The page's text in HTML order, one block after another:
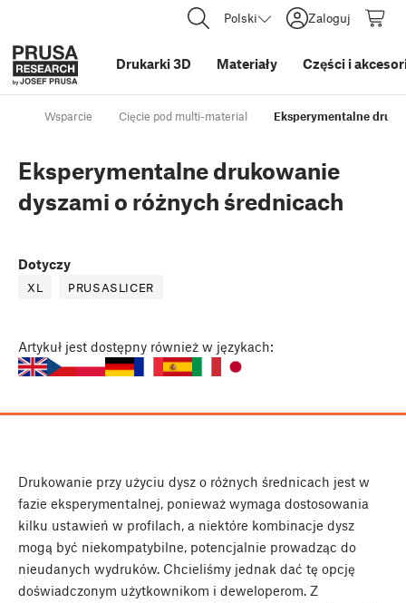
Polski Zaloguj
Drukarki 3D Materiały Części i
Wsparcie Cięcie pod multi-material Eksperymentalne
Eksperymentalne drukowanie
dyszami o różnych średnicach
Dotyczy
XL PRUSASLICER
Artykuł jest dostępny również w językach:
Drukowanie przy użyciu dysz o różnych średnicach jest w
fazie eksperymentalnej, ponieważ wymaga dostosowania
kilku ustawień w profilach, a niektóre kombinacje dysz
mogą być niekompatybilne, potencjalnie prowadząc do
nieudanych wydruków. Chcieliśmy jednak dać tę opcję
doświadczonym użytkownikom i deweloperom. Z